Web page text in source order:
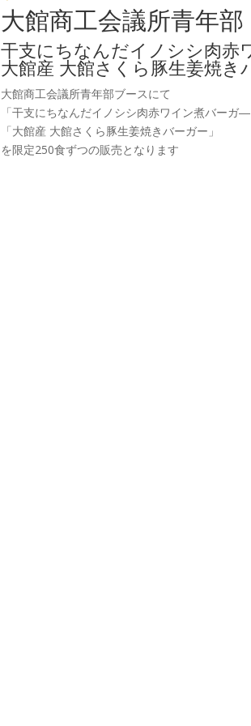
大館商工会議所青年部
干支にちなんだイノシシ肉
大館産 大館さくら豚生姜焼き
大館商工会議所青年部ブースにて
「干支にちなんだイノシシ肉赤ワイン煮バーガ―
「大館産 大館さくら豚生姜焼きバーガー」
を限定250食ずつの販売となります